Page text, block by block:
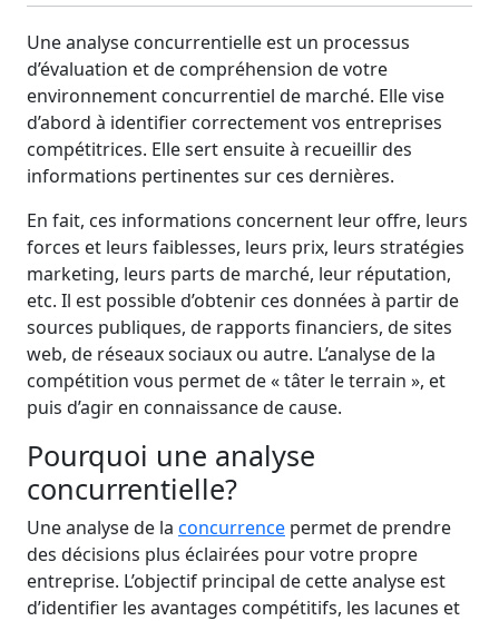
Une analyse concurrentielle est un processus
d’évaluation et de compréhension de votre
environnement concurrentiel de marché. Elle vise
d’abord à identifier correctement vos entreprises
compétitrices. Elle sert ensuite à recueillir des
informations pertinentes sur ces dernières.
En fait, ces informations concernent leur offre, leurs
forces et leurs faiblesses, leurs prix, leurs stratégies
marketing, leurs parts de marché, leur réputation,
etc. Il est possible d’obtenir ces données à partir de
sources publiques, de rapports financiers, de sites
web, de réseaux sociaux ou autre. L’analyse de la
compétition vous permet de « tâter le terrain », et
puis d’agir en connaissance de cause.
Pourquoi une analyse
concurrentielle?
Une analyse de la concurrence permet de prendre
des décisions plus éclairées pour votre propre
entreprise. L’objectif principal de cette analyse est
d’identifier les avantages compétitifs, les lacunes et